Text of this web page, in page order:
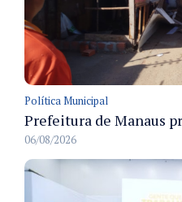
Política Municipal
06/08/2026